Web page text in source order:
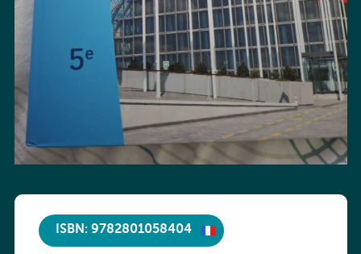
ISBN: 9782801058404